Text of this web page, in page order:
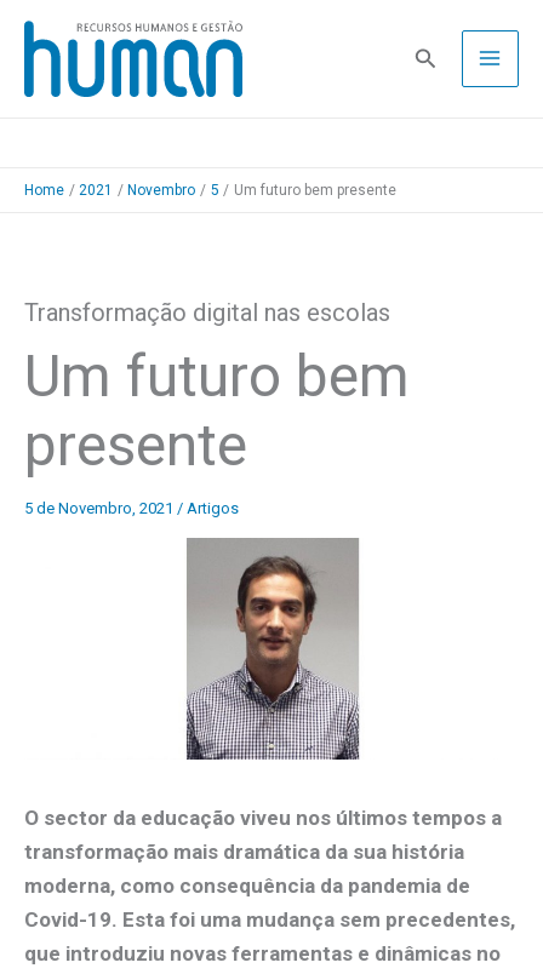
Skip
content
Pesquisa
Home 2021 Novembro 5 Um futuro bem presente
Transformação digital nas escolas
Um futuro bem
presente
5 de Novembro, 2021 / Artigos
O sector da educação viveu nos últimos tempos a
transformação mais dramática da sua história
moderna, como consequência da pandemia de
Covid-19. Esta foi uma mudança sem precedentes,
que introduziu novas ferramentas e dinâmicas no